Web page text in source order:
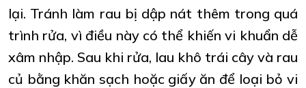
lại. Tránh làm rau bị dập nát thêm trong quá
trình rửa, vì điều này có thể khiến vi khuẩn dễ
xâm nhập. Sau khi rửa, lau khô trái cây và rau
củ bằng khăn sạch hoặc giấy ăn để loại bỏ vi